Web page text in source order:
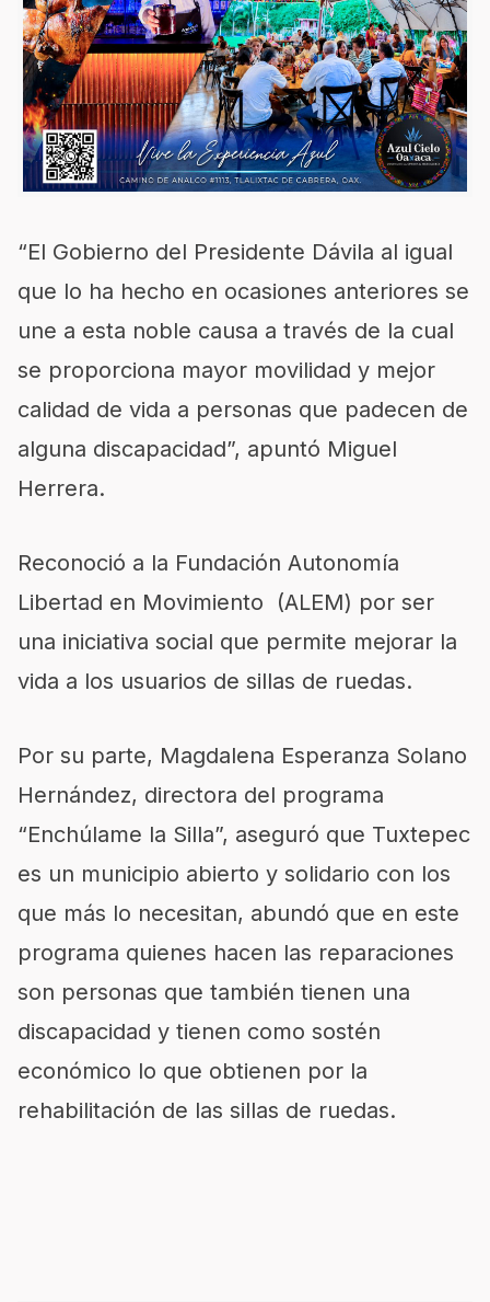
“El Gobierno del Presidente Dávila al igual
que lo ha hecho en ocasiones anteriores se
une a esta noble causa a través de la cual
se proporciona mayor movilidad y mejor
calidad de vida a personas que padecen de
alguna discapacidad”, apuntó Miguel
Herrera.
Reconoció a la Fundación Autonomía
Libertad en Movimiento (ALEM) por ser
una iniciativa social que permite mejorar la
vida a los usuarios de sillas de ruedas.
Por su parte, Magdalena Esperanza Solano
Hernández, directora del programa
“Enchúlame la Silla”, aseguró que Tuxtepec
es un municipio abierto y solidario con los
que más lo necesitan, abundó que en este
programa quienes hacen las reparaciones
son personas que también tienen una
discapacidad y tienen como sostén
económico lo que obtienen por la
rehabilitación de las sillas de ruedas.